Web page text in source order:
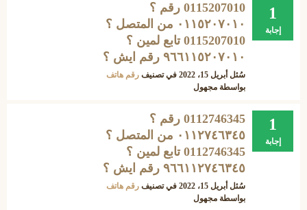
1
إجابة
0115207010 رقم ؟
٠١١٥٢٠٧٠١٠ من المتصل ؟
0115207010 تابع لمين ؟
۹٦٦١١٥٢٠٧٠١٠ رقم ايش ؟
سُئل أبريل 15، 2022 في تصنيف رقم هاتف
بواسطة مجهول
1
إجابة
0112746345 رقم ؟
۰۱۱۲٧٤٦۳٤٥ من المتصل ؟
0112746345 تابع لمين ؟
۹٦٦۱۱۲٧٤٦۳٤٥ رقم ايش ؟
سُئل أبريل 15، 2022 في تصنيف رقم هاتف
بواسطة مجهول